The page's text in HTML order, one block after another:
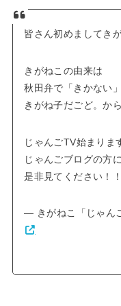
皆さん初めましてき
きがねこの由来は
秋田弁で「きかない
きがね子だごど。か
じゃんごTV始まりま
じゃんごブログの方
是非見てください！！
— きがねこ「じゃん